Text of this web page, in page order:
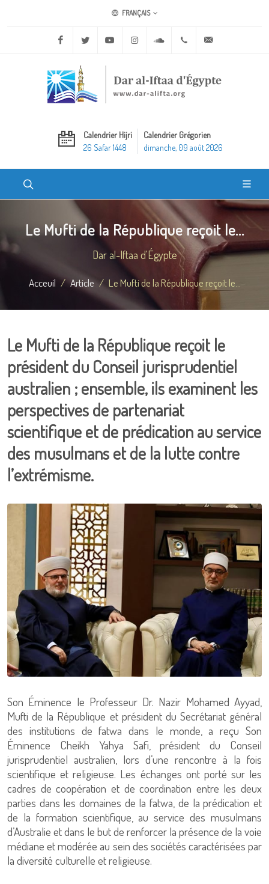
FRANÇAIS
Facebook Twitter Youtube Instagram Soundcloud+20 2 25970400
Calendrier Hijri
26 Safar 1448
Calendrier Grégorien
dimanche, 09 août 2026
Le Mufti de la République reçoit le...
Dar al-Iftaa d'Égypte
Acceuil Article Le Mufti de la République reçoit le...
Le Mufti de la République reçoit le
président du Conseil jurisprudentiel
australien ; ensemble, ils examinent les
perspectives de partenariat
scientifique et de prédication au service
des musulmans et de la lutte contre
l’extrémisme.
Son Éminence le Professeur Dr. Nazir Mohamed Ayyad,
Mufti de la République et président du Secrétariat général
des institutions de fatwa dans le monde, a reçu Son
Éminence Cheikh Yahya Safi, président du Conseil
jurisprudentiel australien, lors d’une rencontre à la fois
scientifique et religieuse. Les échanges ont porté sur les
cadres de coopération et de coordination entre les deux
parties dans les domaines de la fatwa, de la prédication et
de la formation scientifique, au service des musulmans
d’Australie et dans le but de renforcer la présence de la voie
médiane et modérée au sein des sociétés caractérisées par
la diversité culturelle et religieuse.